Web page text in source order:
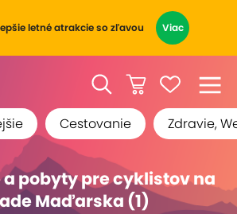
letné atrakcie so zľavou Viac
Cestovanie Zdravie,
pobyty pre cyklistov na
Maďarska (1)